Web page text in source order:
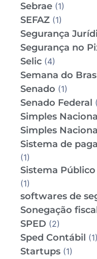
Sebrae (1)
SEFAZ (1)
Segurança
Segurança no
Selic (4)
Semana do
Senado (1)
Senado Federal
Simples
Simples
Sistema de
(1)
Sistema
(1)
softwares de
Sonegação
SPED (2)
Sped Contábil (1)
Startups (1)